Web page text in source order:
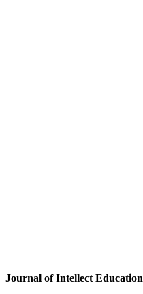
Journal of Intellect Education